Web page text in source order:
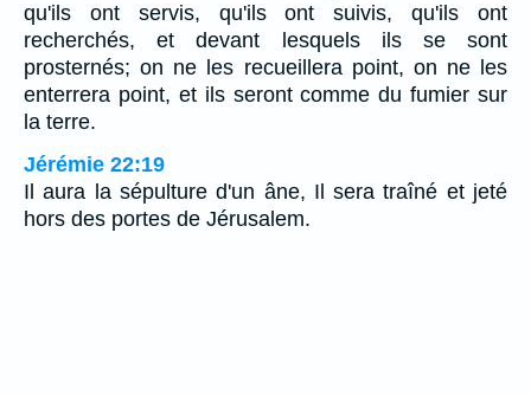
qu'ils ont servis, qu'ils ont suivis, qu'ils ont
recherchés, et devant lesquels ils se sont
prosternés; on ne les recueillera point, on ne les
enterrera point, et ils seront comme du fumier sur
la terre.
Jérémie 22:19
Il aura la sépulture d'un âne, Il sera traîné et jeté
hors des portes de Jérusalem.